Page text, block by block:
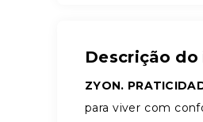
Descrição
ZYON.
para viver com